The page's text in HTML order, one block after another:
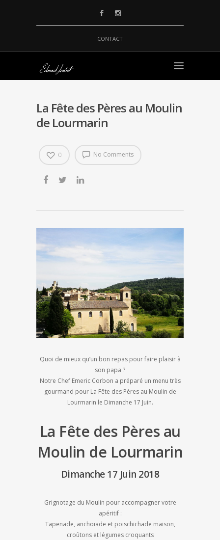
CONTACT
La Fête des Pères au Moulin
de Lourmarin
No Comments
0
Quoi de mieux qu’un bon repas pour faire plaisir à
son papa ?
Notre Chef Emeric Corbon a préparé un menu très
gourmand pour La Fête des Pères au Moulin de
Lourmarin le Dimanche 17 Juin.
La Fête des Pères au
Moulin de Lourmarin
Dimanche 17 Juin 2018
Grignotage du Moulin pour accompagner votre
apéritif :
Tapenade, anchoïade et poischichade maison,
croûtons et légumes croquants